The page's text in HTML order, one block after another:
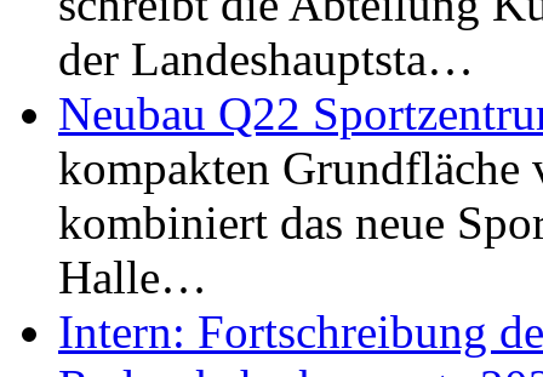
der Landeshauptsta…
Neubau Q22
kompakten Grundfläche
kombiniert das neue
Halle…
Intern: Fortschreibung